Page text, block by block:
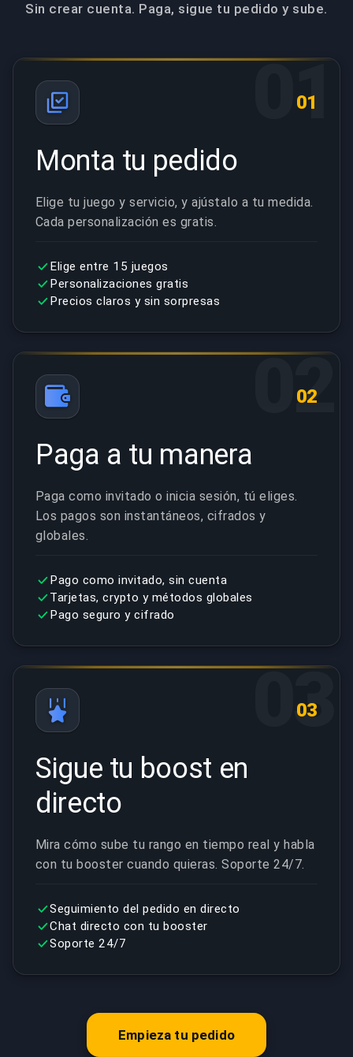
Sin crear cuenta. Paga, sigue tu pedido y sube.
01
01
Monta tu pedido
Elige tu juego y servicio, y ajústalo a tu medida.
Cada personalización es gratis.
Elige entre 15 juegos
Personalizaciones gratis
Precios claros y sin sorpresas
02
02
Paga a tu manera
Paga como invitado o inicia sesión, tú eliges.
Los pagos son instantáneos, cifrados y
globales.
Pago como invitado, sin cuenta
Tarjetas, crypto y métodos globales
Pago seguro y cifrado
03
03
Sigue tu boost en
directo
Mira cómo sube tu rango en tiempo real y habla
con tu booster cuando quieras. Soporte 24/7.
Seguimiento del pedido en directo
Chat directo con tu booster
Soporte 24/7
Empieza tu pedido